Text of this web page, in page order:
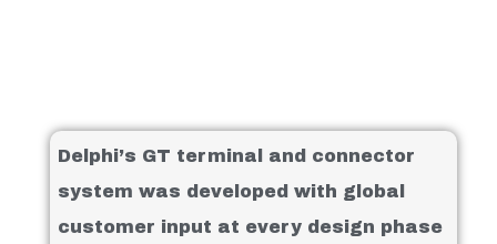
Delphi’s GT terminal and connector
system was developed with global
customer input at every design phase